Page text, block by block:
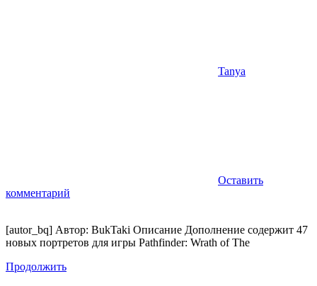
Tanya
Оставить
комментарий
[autor_bq] Автор: BukTaki Описание Дополнение содержит 47
новых портретов для игры Pathfinder: Wrath of The
Продолжить